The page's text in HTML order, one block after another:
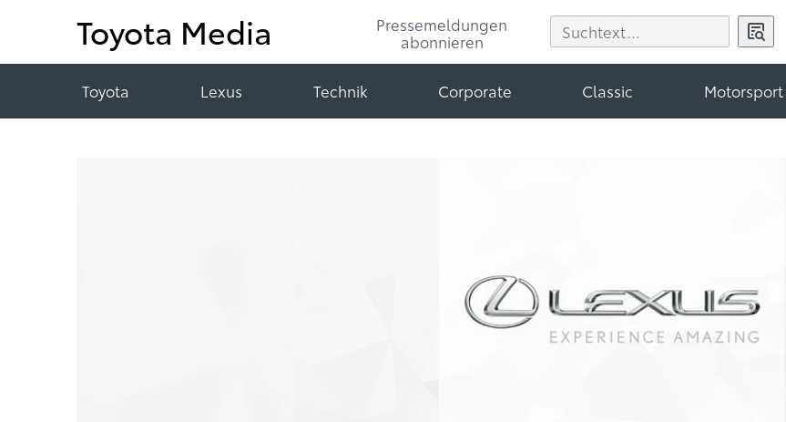
Toyota Media
Pressemeldungen
abonnieren
Toyota Lexus Technik Corporate Classic Motorsport